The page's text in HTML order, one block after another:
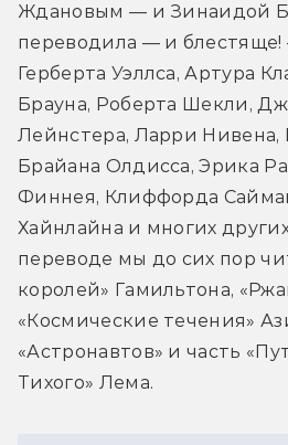
Ждановым — и Зинаидой
переводила — и
Герберта Уэллса, Артура
Брауна, Роберта Шекли,
Лейнстера, Ларри Нивена,
Брайана Олдисса, Эрика
Финнея, Клиффорда
Хайнлайна и многих
переводе мы до сих пор
королей» Гамильтона,
«Космические течения»
«Астронавтов» и часть
Тихого» Лема.